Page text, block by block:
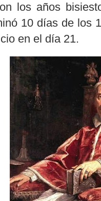
los años
10 días de los
en el día 21.